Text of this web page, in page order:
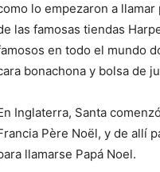
lo empezaron a
las famosas tiendas
en todo el mundo
bonachona y bolsa de
Inglaterra, Santa
Père Noël, y de allí
llamarse Papá Noel.